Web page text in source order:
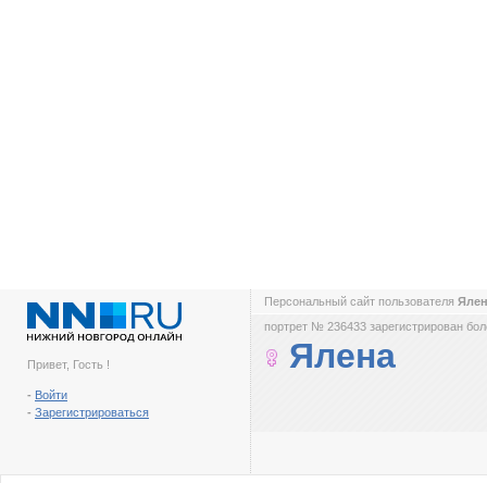
Привет, Гость !
- Войти
- Зарегистрироваться
Персональный сайт пользователя
портрет № 236433 зарегистрирован
Ялена